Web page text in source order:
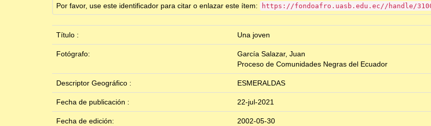
Por favor, use este identificador para citar o enlazar este ítem: https://fondoafro.uasb.edu.ec//handle/
Título : Una joven
Fotógrafo:
García Salazar, Juan
Proceso de Comunidades Negras del Ecuador
Descriptor Geográfico : ESMERALDAS
Fecha de publicación : 22-jul-2021
Fecha de edición: 2002-05-30